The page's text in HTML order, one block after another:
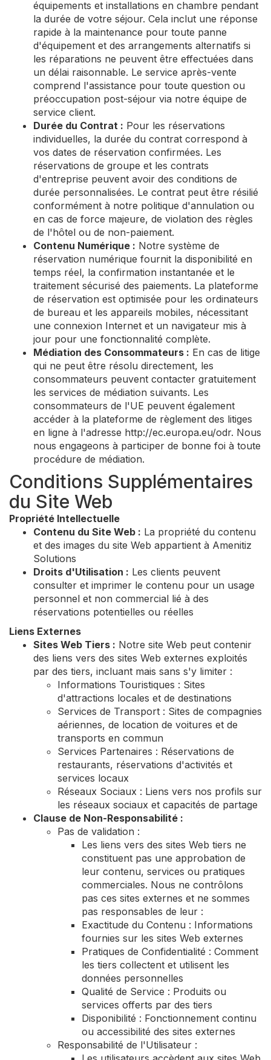
équipements et installations en chambre pendant
la durée de votre séjour. Cela inclut une réponse
rapide à la maintenance pour toute panne
d'équipement et des arrangements alternatifs si
les réparations ne peuvent être effectuées dans
un délai raisonnable. Le service après-vente
comprend l'assistance pour toute question ou
préoccupation post-séjour via notre équipe de
service client.
Durée du Contrat : Pour les réservations
individuelles, la durée du contrat correspond à
vos dates de réservation confirmées. Les
réservations de groupe et les contrats
d'entreprise peuvent avoir des conditions de
durée personnalisées. Le contrat peut être résilié
conformément à notre politique d'annulation ou
en cas de force majeure, de violation des règles
de l'hôtel ou de non-paiement.
Contenu Numérique : Notre système de
réservation numérique fournit la disponibilité en
temps réel, la confirmation instantanée et le
traitement sécurisé des paiements. La plateforme
de réservation est optimisée pour les ordinateurs
de bureau et les appareils mobiles, nécessitant
une connexion Internet et un navigateur mis à
jour pour une fonctionnalité complète.
Médiation des Consommateurs : En cas de litige
qui ne peut être résolu directement, les
consommateurs peuvent contacter gratuitement
les services de médiation suivants. Les
consommateurs de l'UE peuvent également
accéder à la plateforme de règlement des litiges
en ligne à l'adresse http://ec.europa.eu/odr. Nous
nous engageons à participer de bonne foi à toute
procédure de médiation.
Conditions Supplémentaires
du Site Web
Propriété Intellectuelle
Contenu du Site Web : La propriété du contenu
et des images du site Web appartient à Amenitiz
Solutions
Droits d'Utilisation : Les clients peuvent
consulter et imprimer le contenu pour un usage
personnel et non commercial lié à des
réservations potentielles ou réelles
Liens Externes
Sites Web Tiers : Notre site Web peut contenir
des liens vers des sites Web externes exploités
par des tiers, incluant mais sans s'y limiter :
Informations Touristiques : Sites
d'attractions locales et de destinations
Services de Transport : Sites de compagnies
aériennes, de location de voitures et de
transports en commun
Services Partenaires : Réservations de
restaurants, réservations d'activités et
services locaux
Réseaux Sociaux : Liens vers nos profils sur
les réseaux sociaux et capacités de partage
Clause de Non-Responsabilité :
Pas de validation :
Les liens vers des sites Web tiers ne
constituent pas une approbation de
leur contenu, services ou pratiques
commerciales. Nous ne contrôlons
pas ces sites externes et ne sommes
pas responsables de leur :
Exactitude du Contenu : Informations
fournies sur les sites Web externes
Pratiques de Confidentialité : Comment
les tiers collectent et utilisent les
données personnelles
Qualité de Service : Produits ou
services offerts par des tiers
Disponibilité : Fonctionnement continu
ou accessibilité des sites externes
Responsabilité de l'Utilisateur :